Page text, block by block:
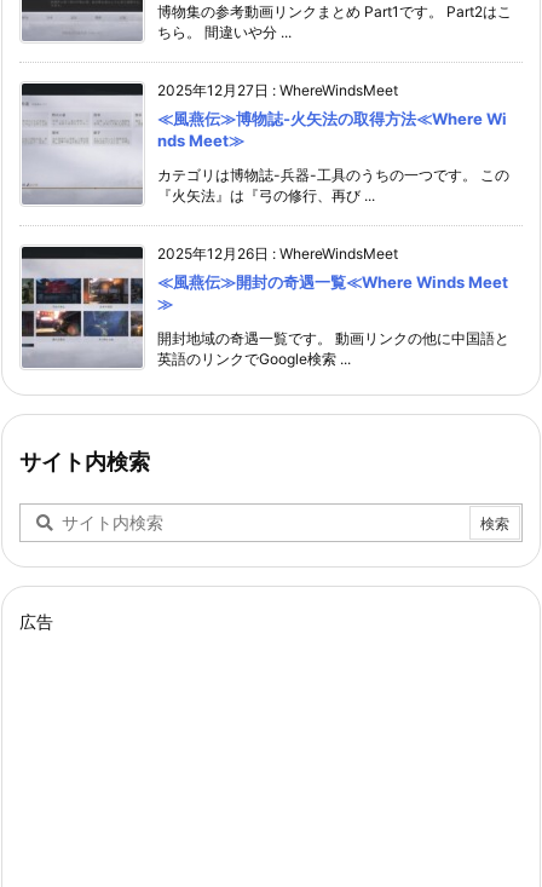
博物集の参考動画リンクまとめ Part1です。 Part2はこ
ちら。 間違いや分 ...
2025年12月27日 : WhereWindsMeet
≪風燕伝≫博物誌-火矢法の取得方法≪Where Wi
nds Meet≫
カテゴリは博物誌-兵器-工具のうちの一つです。 この
『火矢法』は『弓の修行、再び ...
2025年12月26日 : WhereWindsMeet
≪風燕伝≫開封の奇遇一覧≪Where Winds Meet
≫
開封地域の奇遇一覧です。 動画リンクの他に中国語と
英語のリンクでGoogle検索 ...
サイト内検索
広告